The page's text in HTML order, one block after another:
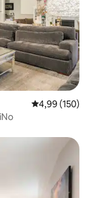
Vidutinis
4,99 (150)